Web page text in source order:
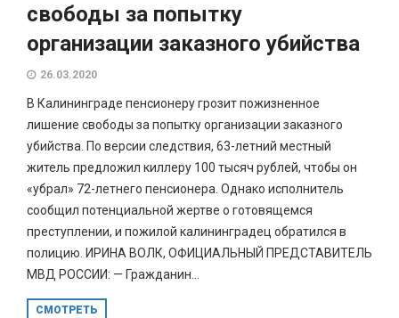
свободы за попытку
организации заказного убийства
26.03.2020
В Калининграде пенсионеру грозит пожизненное
лишение свободы за попытку организации заказного
убийства. По версии следствия, 63-летний местный
житель предложил киллеру 100 тысяч рублей, чтобы он
«убрал» 72-летнего пенсионера. Однако исполнитель
сообщил потенциальной жертве о готовящемся
преступлении, и пожилой калининградец обратился в
полицию. ИРИНА ВОЛК, ОФИЦИАЛЬНЫЙ ПРЕДСТАВИТЕЛЬ
МВД РОССИИ: — Гражданин...
СМОТРЕТЬ